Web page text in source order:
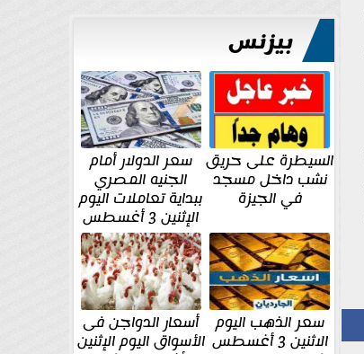
بيزنس
السيطرة على حريق
نشب داخل مسجد
في الجيزة
سعر الدولار أمام
الجنيه المصري
ببداية تعاملات اليوم
الإثنين 3 أغسطس
سعر الذهب اليوم
الاثنين 3 أغسطس
أسعار الدواجن فى
الأسواق اليوم الإثنين